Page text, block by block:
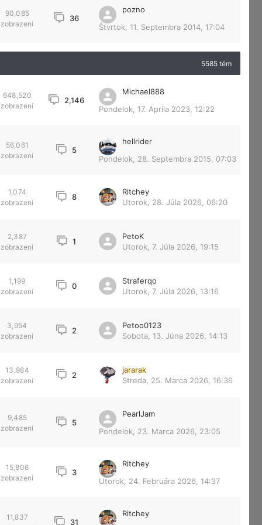
90,085
zobrazení
36
pozno
Štvrtok, 11. Septembra 2014, 17:04
5585 tém
648,520
zobrazení
2,146
Michael888
Pondelok, 17. Apríla 2023, 12:22
56,061
zobrazení
5
hellrider
Pondelok, 28. Septembra 2015, 07:03
1,074
zobrazení
8
Ritchey
Utorok, 28. Júla 2026, 06:20
2,387
zobrazení
1
PetoK
Utorok, 7. Júla 2026, 19:15
1,199
zobrazení
0
Straferqo
Utorok, 7. Júla 2026, 13:16
3,954
zobrazení
2
Petoo0123
Sobota, 13. Júna 2026, 14:13
13,984
zobrazení
2
jararak
Streda, 25. Marca 2026, 16:36
9,485
zobrazení
5
PearlJam
Pondelok, 23. Marca 2026, 23:05
15,806
zobrazení
3
Ritchey
Utorok, 24. Februára 2026, 14:37
11,837
31
Ritchey